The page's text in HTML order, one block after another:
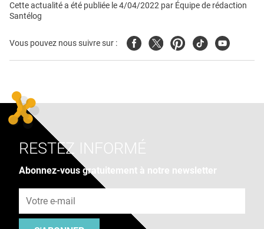
Cette actualité a été publiée le4/04/2022 par Équipe de rédaction
Santélog
Vous pouvez nous suivre sur : FacebookTwitterPinterest
TiktokYoutube
RESTEZ INFORMÉ
Abonnez-vous gratuitement à notre newsletter